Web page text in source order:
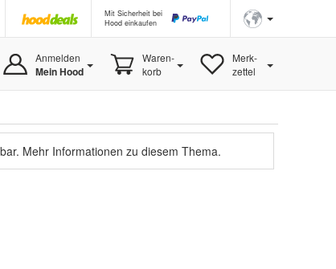
Mit Sicherheit bei
Hood einkaufen
Anmelden
Mein Hood
Waren-
korb
Merk-
zettel
Mehr Informationen zu diesem Thema.